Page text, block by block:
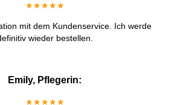
★★★★★
mit dem Kundenservice. Ich werde
wieder bestellen.
Emily, Pflegerin:
★★★★★